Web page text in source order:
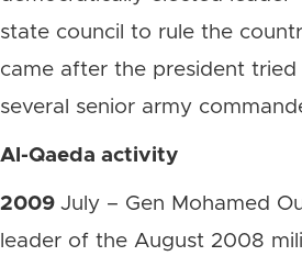
state council to rule the
came after the president tried
several senior army
Al-Qaeda activity
2009 July – Gen Mohamed
leader of the August 2008